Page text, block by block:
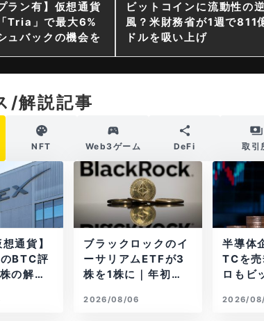
ラン有】仮想通貨
Tria」で最大6%
ュバックの機会を
ビットコインに流動性の逆
風？米財務省が1週で811
ドルを吸い上げ
/解説記事
NFT Web3ゲーム DeFi 取引
通貨】
BTC評
の解
ブラックロックのイ
ーサリアムETFが3
株を1株に｜年初来3
2026/08/06
半導体
TCを
ロもビ
2026/